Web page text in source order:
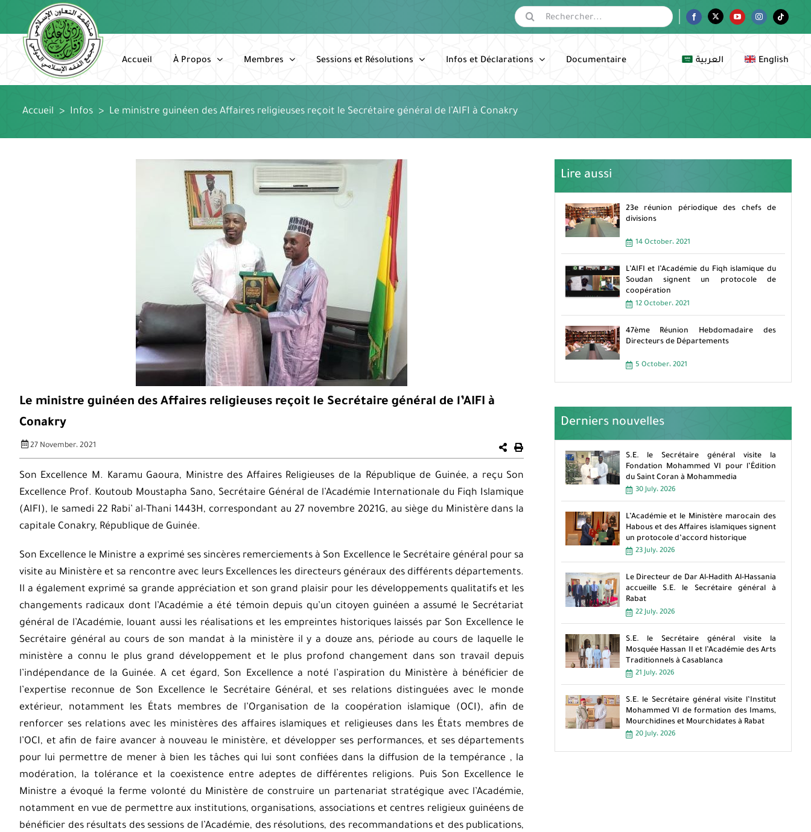
contenu
Rechercher:
FacebookTwitter YouTubeInstagramTiktok
Accueil À Propos Membres Sessions et Résolutions Infos et Déclarations Documentaire العربية English
Accueil > Infos > Le ministre guinéen des Affaires religieuses reçoit le Secrétaire général de l’AIFI à Conakry
Le ministre guinéen des Affaires religieuses reçoit le Secrétaire général de l’AIFI à
Conakry
27 November، 2021
Son Excellence M. Karamu Gaoura, Ministre des Affaires Religieuses de la République de Guinée, a reçu Son
Excellence Prof. Koutoub Moustapha Sano, Secrétaire Général de l’Académie Internationale du Fiqh Islamique
(AIFI), le samedi 22 Rabi’ al-Thani 1443H, correspondant au 27 novembre 2021G, au siège du Ministère dans la
capitale Conakry, République de Guinée.
Son Excellence le Ministre a exprimé ses sincères remerciements à Son Excellence le Secrétaire général pour sa
visite au Ministère et sa rencontre avec leurs Excellences les directeurs généraux des différents départements.
Il a également exprimé sa grande appréciation et son grand plaisir pour les développements qualitatifs et les
changements radicaux dont l’Académie a été témoin depuis qu’un citoyen guinéen a assumé le Secrétariat
général de l’Académie, louant aussi les réalisations et les empreintes historiques laissés par Son Excellence le
Secrétaire général au cours de son mandat à la ministère il y a douze ans, période au cours de laquelle le
ministère a connu le plus grand développement et le plus profond changement dans son travail depuis
l’indépendance de la Guinée. A cet égard, Son Excellence a noté l’aspiration du Ministère à bénéficier de
l’expertise reconnue de Son Excellence le Secrétaire Général, et ses relations distinguées avec le monde
extérieur, notamment les États membres de l’Organisation de la coopération islamique (OCI), afin de
renforcer ses relations avec les ministères des affaires islamiques et religieuses dans les États membres de
l’OCI, et afin de faire avancer à nouveau le ministère, et développer ses performances, et ses départements
pour lui permettre de mener à bien les tâches qui lui sont confiées dans la diffusion de la tempérance , la
modération, la tolérance et la coexistence entre adeptes de différentes religions. Puis Son Excellence le
Ministre a évoqué la ferme volonté du Ministère de construire un partenariat stratégique avec l’Académie,
notamment en vue de permettre aux institutions, organisations, associations et centres religieux guinéens de
bénéficier des résultats des sessions de l’Académie, des résolutions, des recommandations et des publications,
Lire aussi
23e réunion périodique des chefs de
divisions
14 October، 2021
L’AIFI et l’Académie du Fiqh islamique du
Soudan signent un protocole de
coopération
12 October، 2021
47ème Réunion Hebdomadaire des
Directeurs de Départements
5 October، 2021
Derniers nouvelles
S.E. le Secrétaire général visite la
Fondation Mohammed VI pour l’Édition
du Saint Coran à Mohammedia
30 July، 2026
L’Académie et le Ministère marocain des
Habous et des Affaires islamiques signent
un protocole d’accord historique
23 July، 2026
Le Directeur de Dar Al-Hadith Al-Hassania
accueille S.E. le Secrétaire général à
Rabat
22 July، 2026
S.E. le Secrétaire général visite la
Mosquée Hassan II et l’Académie des Arts
Traditionnels à Casablanca
21 July، 2026
S.E. le Secrétaire général visite l’Institut
Mohammed VI de formation des Imams,
Mourchidines et Mourchidates à Rabat
20 July، 2026